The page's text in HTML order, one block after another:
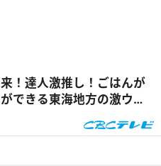
！達人激推し！ごはんが
できる東海地方の激ウ